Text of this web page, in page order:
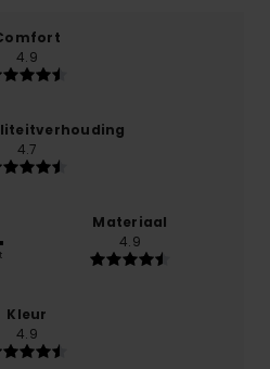
4.9
4.7
Materiaal
4.9
Kleur
4.9